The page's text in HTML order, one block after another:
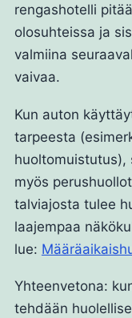
rengashotelli
olosuhteissa ja
valmiina
vaivaa.
Kun auton
tarpeesta
huoltomuistutus),
myös
talviajosta tulee
laajempaa
lue:
Yhteenvetona:
tehdään